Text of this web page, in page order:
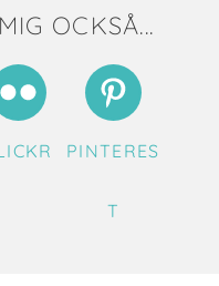
OCKSÅ...
PINTERES
T